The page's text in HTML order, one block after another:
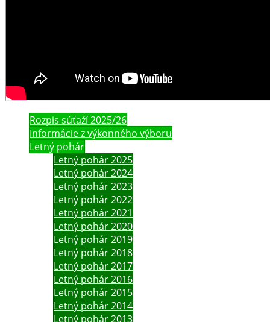
Rozpis súťaží 2025/26
Informácie z výkonného výboru
Letný pohár
Letný pohár 2025
Letný pohár 2024
Letný pohár 2023
Letný pohár 2022
Letný pohár 2021
Letný pohár 2020
Letný pohár 2019
Letný pohár 2018
Letný pohár 2017
Letný pohár 2016
Letný pohár 2015
Letný pohár 2014
Letný pohár 2013